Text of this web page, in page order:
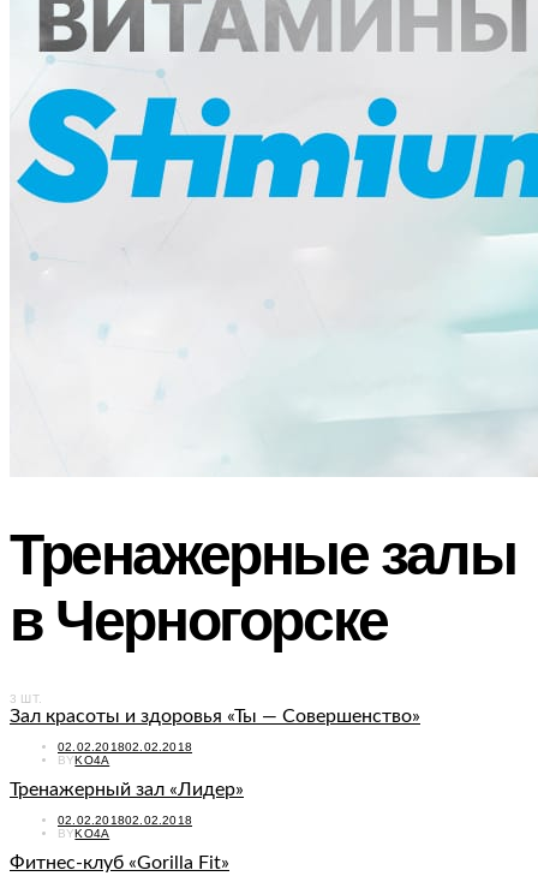
Хочу все знать
Питание
Справочник
Фитнес клубы
Плавательные бассейны
Центры снижения веса
Центры тестирования ГТО
КОНТАКТЫ
Тренажерные залы
в Черногорске
3 ШТ.
Зал красоты и здоровья «Ты — Совершенство»
POSTED
ON
02.02.201802.02.2018
BYKO4A
Тренажерный зал «Лидер»
POSTED
ON
02.02.201802.02.2018
BYKO4A
Фитнес-клуб «Gorilla Fit»